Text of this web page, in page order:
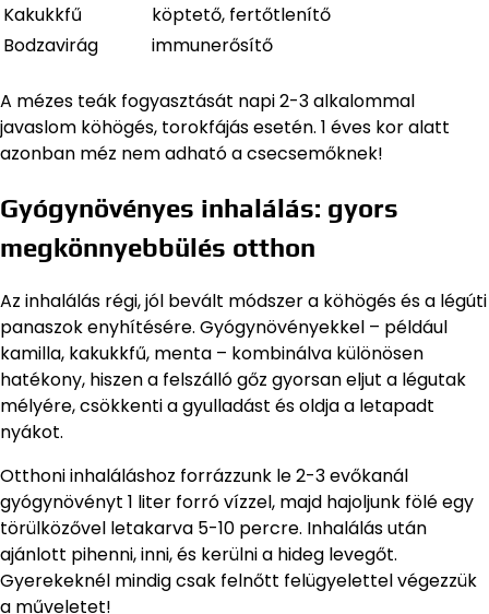
Kakukkfű
köptető, fertőtlenítő
Bodzavirág
immunerősítő
A mézes teák fogyasztását napi 2-3 alkalommal
javaslom köhögés, torokfájás esetén. 1 éves kor alatt
azonban méz nem adható a csecsemőknek!
Gyógynövényes inhalálás: gyors
megkönnyebbülés otthon
Az inhalálás régi, jól bevált módszer a köhögés és a légúti
panaszok enyhítésére. Gyógynövényekkel – például
kamilla, kakukkfű, menta – kombinálva különösen
hatékony, hiszen a felszálló gőz gyorsan eljut a légutak
mélyére, csökkenti a gyulladást és oldja a letapadt
nyákot.
Otthoni inhaláláshoz forrázzunk le 2-3 evőkanál
gyógynövényt 1 liter forró vízzel, majd hajoljunk fölé egy
törülközővel letakarva 5-10 percre. Inhalálás után
ajánlott pihenni, inni, és kerülni a hideg levegőt.
Gyerekeknél mindig csak felnőtt felügyelettel végezzük
a műveletet!